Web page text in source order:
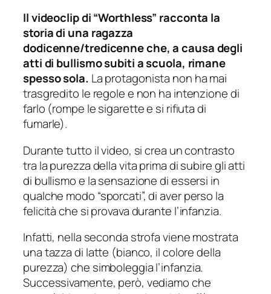
Il videoclip di “Worthless” racconta la
storia di una ragazza
dodicenne/tredicenne che, a causa degli
atti di bullismo subiti a scuola, rimane
spesso sola. La protagonista non ha mai
trasgredito le regole e non ha intenzione di
farlo (rompe le sigarette e si rifiuta di
fumarle).
Durante tutto il video, si crea un contrasto
tra la purezza della vita prima di subire gli atti
di bullismo e la sensazione di essersi in
qualche modo “sporcati”, di aver perso la
felicità che si provava durante l’infanzia.
Infatti, nella seconda strofa viene mostrata
una tazza di latte (bianco, il colore della
purezza) che simboleggia l’infanzia.
Successivamente, però, vediamo che